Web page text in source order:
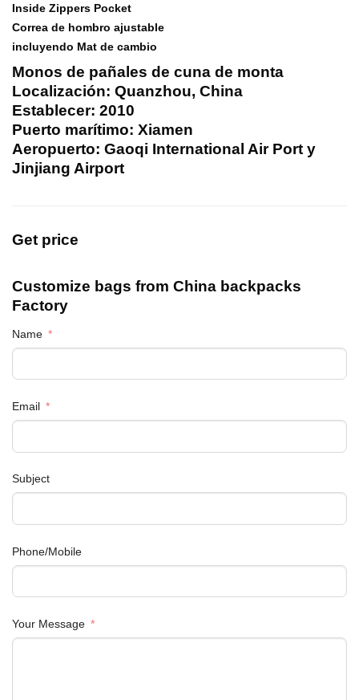
Inside Zippers Pocket
Correa de hombro ajustable
incluyendo Mat de cambio
Monos de pañales de cuna de monta
Localización: Quanzhou, China
Establecer: 2010
Puerto marítimo: Xiamen
Aeropuerto: Gaoqi International Air Port y
Jinjiang Airport
Get price
Customize bags from China backpacks
Factory
Name
Email
Subject
Phone/Mobile
Your Message